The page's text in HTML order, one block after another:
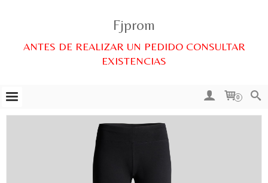
Fjprom
ANTES DE REALIZAR UN PEDIDO CONSULTAR
EXISTENCIAS
0